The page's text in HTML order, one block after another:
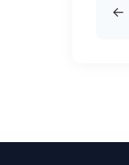
←